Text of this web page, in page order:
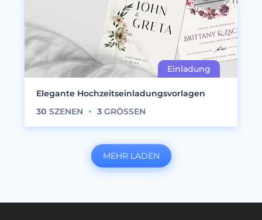
Elegante Hochzeitseinladungsvorlagen
30 SZENEN 3 GRÖSSEN
MEHR LADEN